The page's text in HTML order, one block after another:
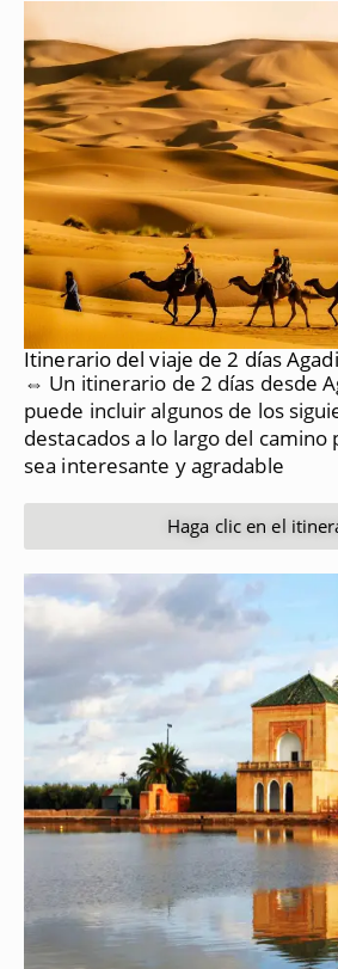
Itinerario del viaje de 2 días
⇔ Un itinerario de 2 días desde
puede incluir algunos de los
destacados a lo largo del camino
sea interesante y agradable
Haga clic en el